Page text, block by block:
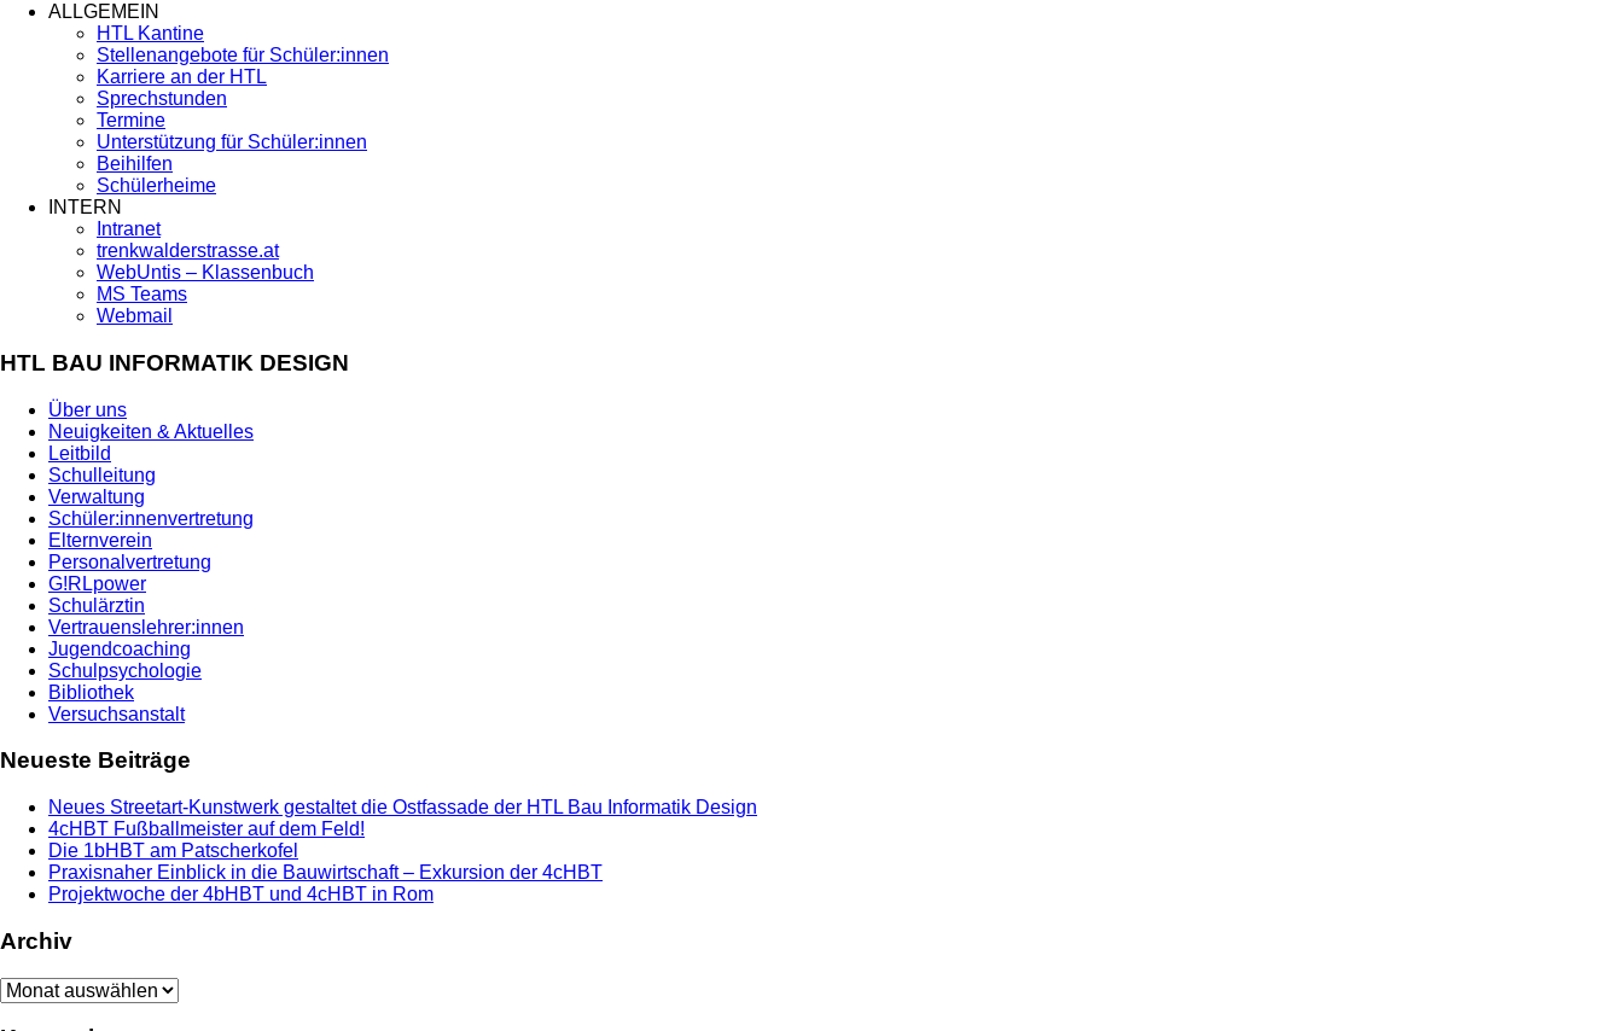
ALLGEMEIN
HTL Kantine
Stellenangebote für Schüler:innen
Karriere an der HTL
Sprechstunden
Termine
Unterstützung für Schüler:innen
Beihilfen
Schülerheime
INTERN
Intranet
trenkwalderstrasse.at
WebUntis – Klassenbuch
MS Teams
Webmail
HTL BAU INFORMATIK DESIGN
Über uns
Neuigkeiten & Aktuelles
Leitbild
Schulleitung
Verwaltung
Schüler:innenvertretung
Elternverein
Personalvertretung
G!RLpower
Schulärztin
Vertrauenslehrer:innen
Jugendcoaching
Schulpsychologie
Bibliothek
Versuchsanstalt
Neueste Beiträge
Neues Streetart-Kunstwerk gestaltet die Ostfassade der HTL Bau Informatik Design
4cHBT Fußballmeister auf dem Feld!
Die 1bHBT am Patscherkofel
Praxisnaher Einblick in die Bauwirtschaft – Exkursion der 4cHBT
Projektwoche der 4bHBT und 4cHBT in Rom
Archiv
Archiv